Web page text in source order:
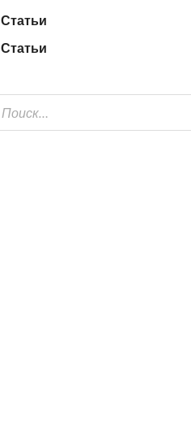
Статьи
Статьи